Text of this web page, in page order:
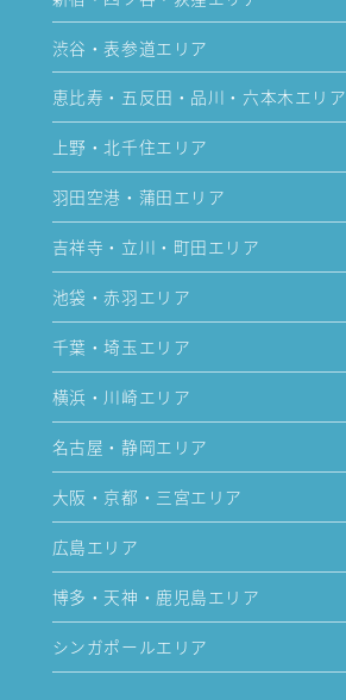
渋谷・表参道エリア
恵比寿・五反田・品川・六本木エリア
上野・北千住エリア
羽田空港・蒲田エリア
吉祥寺・立川・町田エリア
池袋・赤羽エリア
千葉・埼玉エリア
横浜・川崎エリア
名古屋・静岡エリア
大阪・京都・三宮エリア
広島エリア
博多・天神・鹿児島エリア
シンガポールエリア